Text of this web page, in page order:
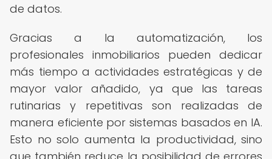
de datos.
Gracias a la automatización, los
profesionales inmobiliarios pueden dedicar
más tiempo a actividades estratégicas y de
mayor valor añadido, ya que las tareas
rutinarias y repetitivas son realizadas de
manera eficiente por sistemas basados en IA.
Esto no solo aumenta la productividad, sino